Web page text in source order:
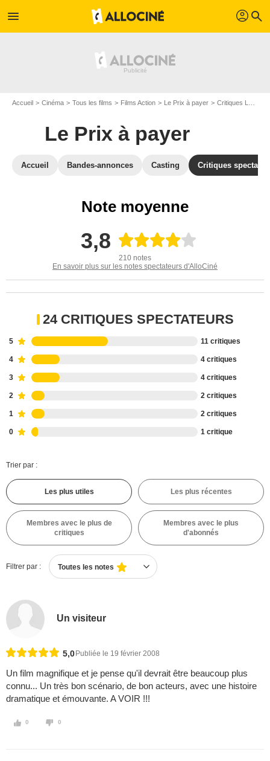
menu profil search
Accueil Cinéma Tous les films Films Action Le Prix à payer Critiques Le Prix à payer
Le Prix à payer
Accueil Bandes-annonces Casting Critiques
Note moyenne
3,8
210 notes
En savoir plus sur les notes spectateurs d'AlloCiné
24 CRITIQUES SPECTATEURS
5 11 critiques
4 4 critiques
3 4 critiques
2 2 critiques
1 2 critiques
0 1 critique
Trier par :
Les plus utiles Les plus récentes
Membres avec le plus de
critiques
Membres avec le plus
d'abonnés
Filtrer par : Toutes les notes
Un visiteur
5,0 Publiée le 19 février 2008
Un film magnifique et je pense qu'il devrait être beaucoup plus
connu... Un très bon scénario, de bon acteurs, avec une histoire
dramatique et émouvante. A VOIR !!!
0 0